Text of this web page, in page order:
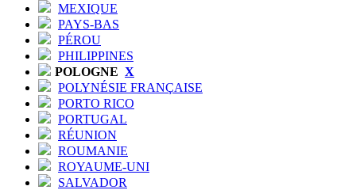
MEXIQUE
PAYS-BAS
PÉROU
PHILIPPINES
POLOGNE X
POLYNÉSIE FRANÇAISE
PORTO RICO
PORTUGAL
RÉUNION
ROUMANIE
ROYAUME-UNI
SALVADOR